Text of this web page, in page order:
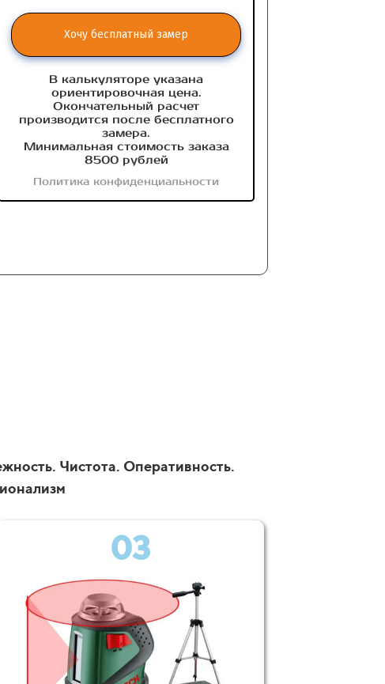
Хочу бесплатный замер
В калькуляторе указана
ориентировочная цена.
Окончательный расчет
производится после бесплатного
замера.
Минимальная стоимость заказа
8500 рублей
Политика конфиденциальности
Чистота. Оперативность.
03